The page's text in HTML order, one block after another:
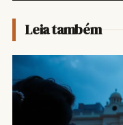
Leia também